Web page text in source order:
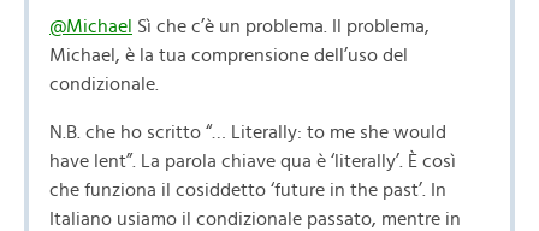
@Michael Sì che c’è un problema. Il problema,
Michael, è la tua comprensione dell’uso del
condizionale.
N.B. che ho scritto “… Literally: to me she would
have lent”. La parola chiave qua è ‘literally’. È così
che funziona il cosiddetto ‘future in the past’. In
Italiano usiamo il condizionale passato, mentre in